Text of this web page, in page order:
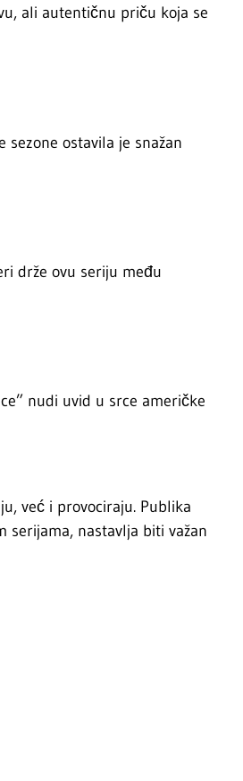
ali autentičnu priču koja se
ostavila je snažan
drže ovu seriju među
nudi uvid u srce američke
već i provociraju. Publika
serijama, nastavlja biti važan